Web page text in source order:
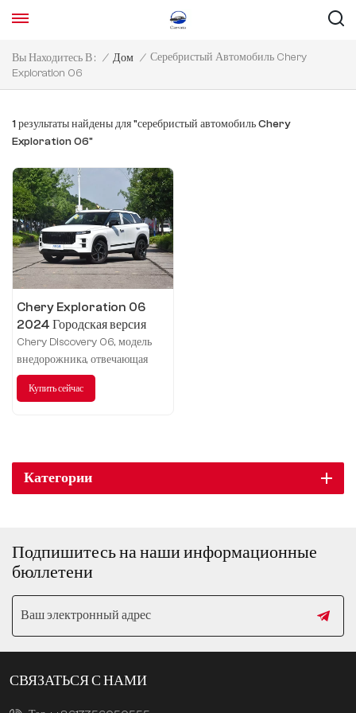
Вы Находитесь В : / Дом / Серебристый Автомобиль Chery
Exploration 06
1 результаты найдены для "серебристый автомобиль Chery
Exploration 06"
Chery Exploration 06
2024 Городская версия
1.6T, два привода, комфорт
Chery Discovery 06, модель
внедорожника, отвечающая
потребностям современных
потребителей, дарит
превосходной мощности.
Купить сейчас
Категории
Подпишитесь на наши информационные
бюллетени
СВЯЗАТЬСЯ С НАМИ